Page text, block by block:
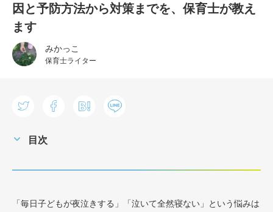
因と予防方法から対策までを、保育士が教え
ます
みかっこ
保育士ライター
目次
「毎日子どもが夜泣きする」「泣いて全然寝ない」という悩みは